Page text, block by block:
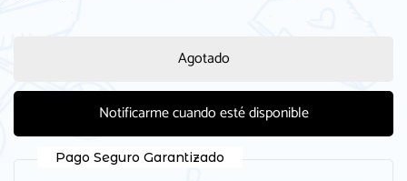
Agotado
Notificarme cuando esté disponible
Pago Seguro Garantizado